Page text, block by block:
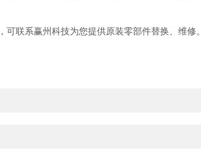
联系赢州科技为您提供原装零部件替换、维修。